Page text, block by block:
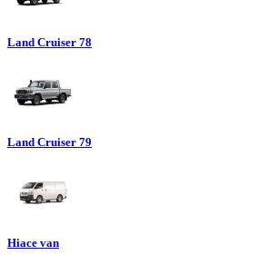
Land Cruiser 78
Land Cruiser 79
Hiace van